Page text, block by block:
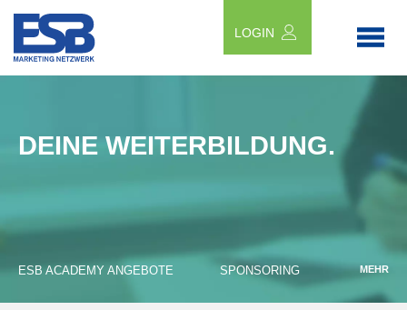
LOGIN
DEINE WEITERBILDUNG.
ESB ACADEMY ANGEBOTE SPONSORING MEHR